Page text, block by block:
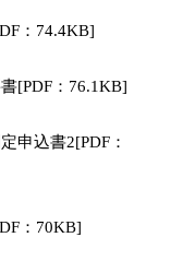
：74.4KB]
[PDF：76.1KB]
申込書2[PDF：
：70KB]